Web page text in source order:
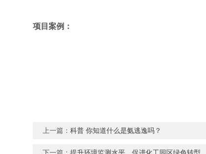
项目案例：
上一篇：科普 你知道什么是氨逃逸吗？